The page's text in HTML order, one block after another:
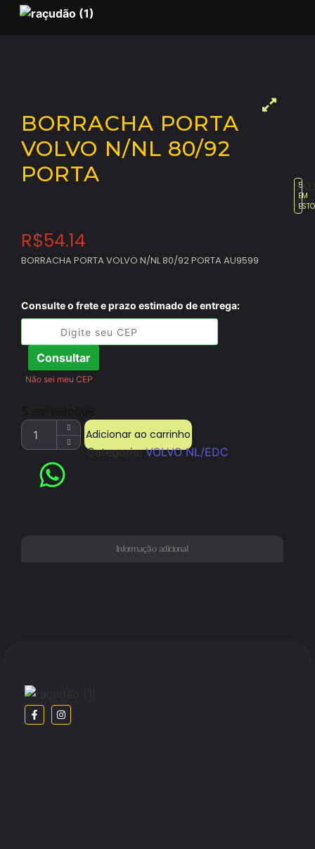
BORRACHA PORTA
VOLVO N/NL 80/92
PORTA
463
5
EM
R$54.14
BORRACHA PORTA VOLVO N/NL 80/92 PORTA AU9599
Consulte o frete e prazo estimado de entrega:
Consultar
Não sei meu CEP
Adicionar ao carrinho
Categoria:VOLVO NL/EDC
Informação adicional